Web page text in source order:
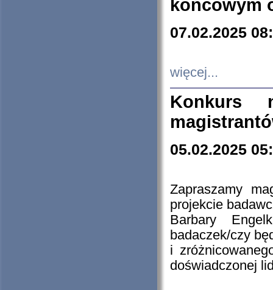
końcowym
07.02.2025
więcej...
Konkurs
05.02.2025
Zapraszamy
projekcie
Barbary
badaczek/czy
i
doświadczonej